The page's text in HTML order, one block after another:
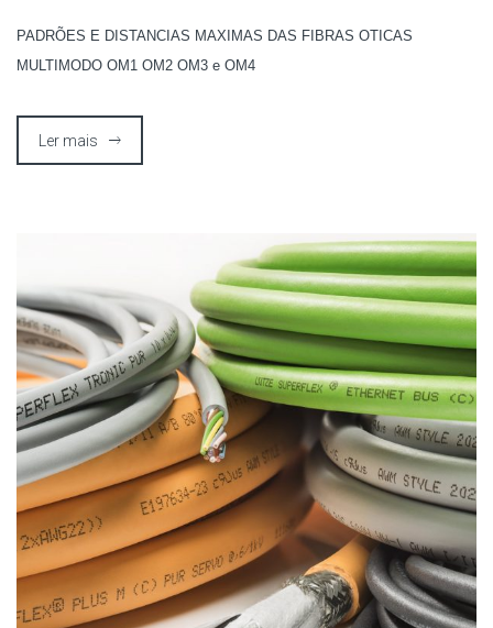
PADRÕES E DISTANCIAS MAXIMAS DAS FIBRAS OTICAS
MULTIMODO OM1 OM2 OM3 e OM4
Ler mais